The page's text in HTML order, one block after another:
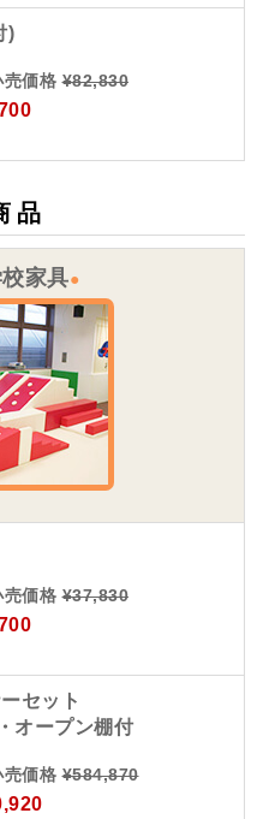
)
売価格¥82,830
品
家具●
売価格¥37,830
セット
オープン棚付
売価格¥584,870